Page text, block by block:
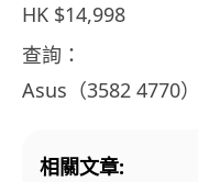
HK $14,998
查詢：
Asus（3582 4770）
相關文章: